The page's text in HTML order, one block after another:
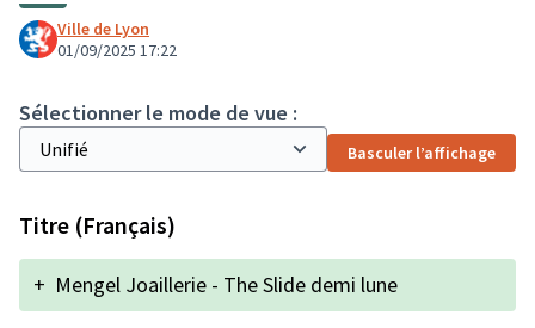
Ville de Lyon
01/09/2025 17:22
Sélectionner le mode de vue :
Basculer l’affichage
Titre (Français)
+ Mengel Joaillerie - The Slide demi lune